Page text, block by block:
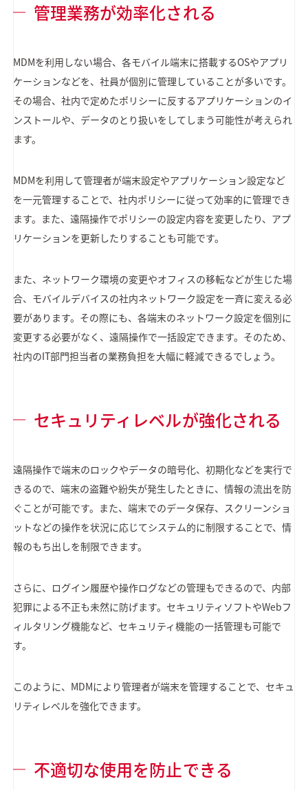
管理業務が効率化される
MDMを利用しない場合、各モバイル端末に搭載するOSやアプリ
ケーションなどを、社員が個別に管理していることが多いです。
その場合、社内で定めたポリシーに反するアプリケーションのイ
ンストールや、データのとり扱いをしてしまう可能性が考えられ
ます。
MDMを利用して管理者が端末設定やアプリケーション設定など
を一元管理することで、社内ポリシーに従って効率的に管理でき
ます。また、遠隔操作でポリシーの設定内容を変更したり、アプ
リケーションを更新したりすることも可能です。
また、ネットワーク環境の変更やオフィスの移転などが生じた場
合、モバイルデバイスの社内ネットワーク設定を一斉に変える必
要があります。その際にも、各端末のネットワーク設定を個別に
変更する必要がなく、遠隔操作で一括設定できます。そのため、
社内のIT部門担当者の業務負担を大幅に軽減できるでしょう。
セキュリティレベルが強化される
遠隔操作で端末のロックやデータの暗号化、初期化などを実行で
きるので、端末の盗難や紛失が発生したときに、情報の流出を防
ぐことが可能です。また、端末でのデータ保存、スクリーンショ
ットなどの操作を状況に応じてシステム的に制限することで、情
報のもち出しを制限できます。
さらに、ログイン履歴や操作ログなどの管理もできるので、内部
犯罪による不正も未然に防げます。セキュリティソフトやWebフ
ィルタリング機能など、セキュリティ機能の一括管理も可能で
す。
このように、MDMにより管理者が端末を管理することで、セキュ
リティレベルを強化できます。
不適切な使用を防止できる